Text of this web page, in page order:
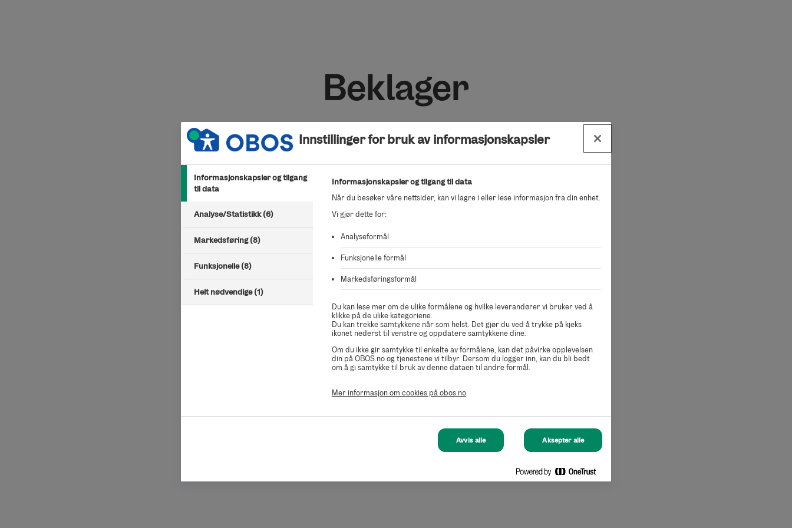
Beklager
Kunne ikke finne salgsoppdraget du ser etter.
Innstillinger for bruk av informasjonskapsler
Informasjonskapsler og tilgang
til data
Analyse/Statistikk (6)
Markedsføring (8)
Funksjonelle (8)
Helt nødvendige (1)
Informasjonskapsler og tilgang til data
Når du besøker våre nettsider, kan vi lagre i eller lese informasjon fra din enhet.
Vi gjør dette for:
Analyseformål
Funksjonelle formål
Markedsføringsformål
Du kan lese mer om de ulike formålene og hvilke leverandører vi bruker ved å
klikke på de ulike kategoriene.
Du kan trekke samtykkene når som helst. Det gjør du ved å trykke på kjeks
ikonet nederst til venstre og oppdatere samtykkene dine.
Om du ikke gir samtykke til enkelte av formålene, kan det påvirke opplevelsen
din på OBOS.no og tjenestene vi tilbyr. Dersom du logger inn, kan du bli bedt
om å gi samtykke til bruk av denne dataen til andre formål.
Mer informasjon om cookies på obos.no
Avvis alle Aksepter alle